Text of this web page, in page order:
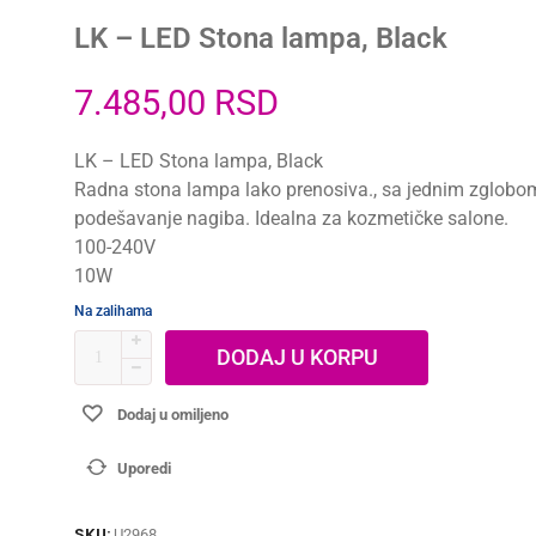
LK – LED Stona lampa, Black
7.485,00 RSD
LK – LED Stona lampa, Black
Radna stona lampa lako prenosiva., sa jednim
podešavanje nagiba. Idealna za kozmetičke salone.
100-240V
10W
Na zalihama
DODAJ U KORPU
Dodaj u omiljeno
Uporedi